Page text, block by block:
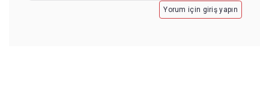
Yorum için giriş yapın